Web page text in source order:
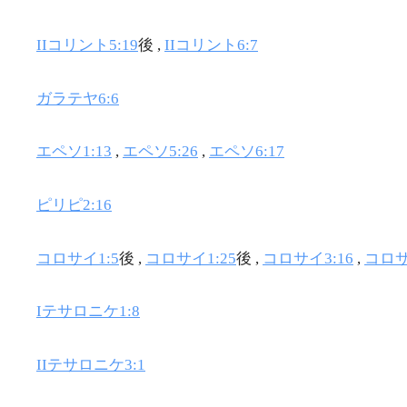
IIコリント5:19後 , IIコリント6:7
ガラテヤ6:6
エペソ1:13 , エペソ5:26 , エペソ6:17
ピリピ2:16
コロサイ1:5後 , コロサイ1:25後 , コロサイ3:16 , コロ
Iテサロニケ1:8
IIテサロニケ3:1